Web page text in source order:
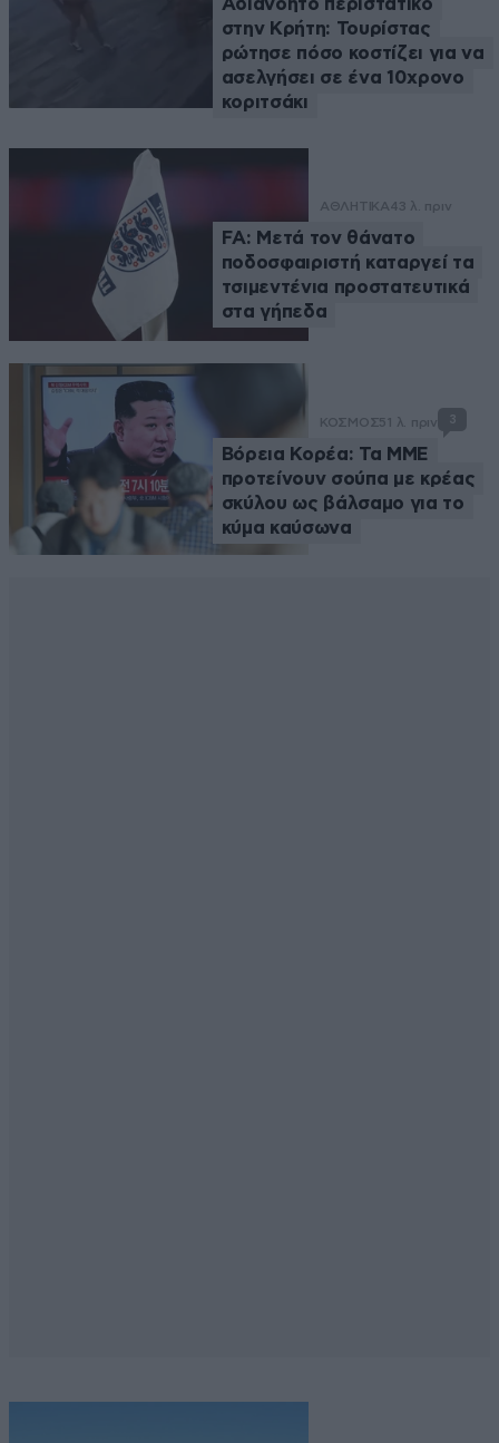
Αδιανόητο περιστατικό
στην Κρήτη: Τουρίστας
ρώτησε πόσο κοστίζει για να
ασελγήσει σε ένα 10χρονο
κοριτσάκι
ΑΘΛΗΤΙΚΑ43 λ. πριν
FA: Μετά τον θάνατο
ποδοσφαιριστή καταργεί τα
τσιμεντένια προστατευτικά
στα γήπεδα
ΚΟΣΜΟΣ51 λ. πριν 3
Βόρεια Κορέα: Τα ΜΜΕ
προτείνουν σούπα με κρέας
σκύλου ως βάλσαμο για το
κύμα καύσωνα